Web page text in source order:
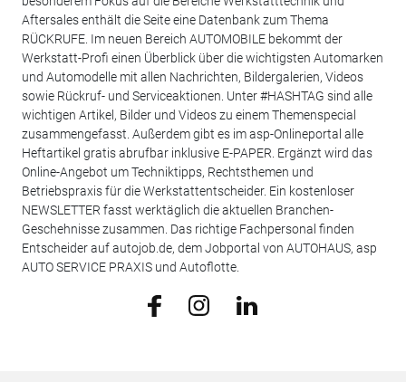
Aftersales enthält die Seite eine Datenbank zum Thema
RÜCKRUFE. Im neuen Bereich AUTOMOBILE bekommt der
Werkstatt-Profi einen Überblick über die wichtigsten Automarken
und Automodelle mit allen Nachrichten, Bildergalerien, Videos
sowie Rückruf- und Serviceaktionen. Unter #HASHTAG sind alle
wichtigen Artikel, Bilder und Videos zu einem Themenspecial
zusammengefasst. Außerdem gibt es im asp-Onlineportal alle
Heftartikel gratis abrufbar inklusive E-PAPER. Ergänzt wird das
Online-Angebot um Techniktipps, Rechtsthemen und
Betriebspraxis für die Werkstattentscheider. Ein kostenloser
NEWSLETTER fasst werktäglich die aktuellen Branchen-
Geschehnisse zusammen. Das richtige Fachpersonal finden
Entscheider auf autojob.de, dem Jobportal von AUTOHAUS, asp
AUTO SERVICE PRAXIS und Autoflotte.